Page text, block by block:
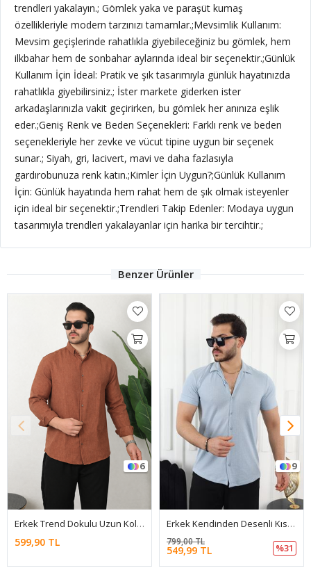
trendleri yakalayın.; Gömlek yaka ve paraşüt kumaş
özellikleriyle modern tarzınızı tamamlar.;Mevsimlik Kullanım:
Mevsim geçişlerinde rahatlıkla giyebileceğiniz bu gömlek, hem
ilkbahar hem de sonbahar aylarında ideal bir seçenektir.;Günlük
Kullanım İçin İdeal: Pratik ve şık tasarımıyla günlük hayatınızda
rahatlıkla giyebilirsiniz.; İster markete giderken ister
arkadaşlarınızla vakit geçirirken, bu gömlek her anınıza eşlik
eder.;Geniş Renk ve Beden Seçenekleri: Farklı renk ve beden
seçenekleriyle her zevke ve vücut tipine uygun bir seçenek
sunar.; Siyah, gri, lacivert, mavi ve daha fazlasıyla
gardırobunuza renk katın.;Kimler İçin Uygun?;Günlük Kullanım
İçin: Günlük hayatında hem rahat hem de şık olmak isteyenler
için ideal bir seçenektir.;Trendleri Takip Edenler: Modaya uygun
tasarımıyla trendleri yakalayanlar için harika bir tercihtir.;
Benzer Ürünler
6
Erkek Trend Dokulu Uzun Kol Basic Kiremit Keten Gömlek
599,90 TL
9
Erkek Kendinden Desenli Kısa Kol Mavi Keten Gömlek
549,99 TL
799,00 TL
%31